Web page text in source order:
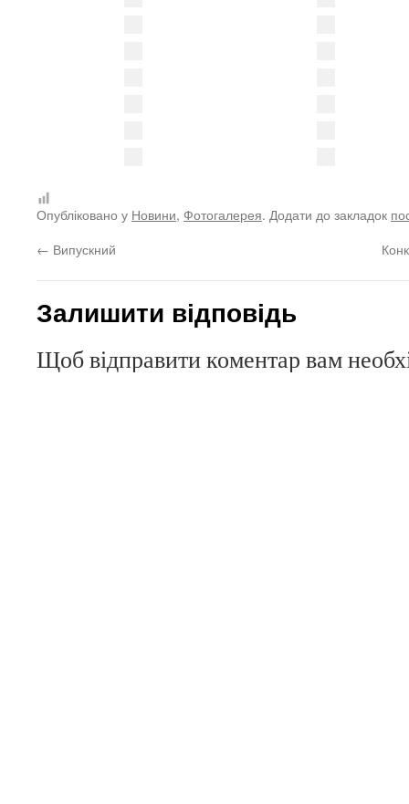
Опубліковано у Новини, Фотогалерея. Додати до закладок
← Випускний
Залишити відповідь
Щоб відправити коментар вам